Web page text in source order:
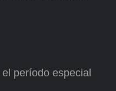
período especial